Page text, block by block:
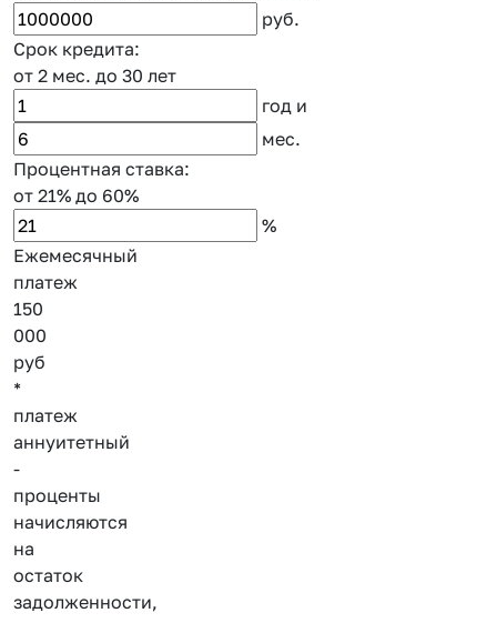
руб.
Срок кредита:
от 2 мес. до 30 лет
год и
мес.
Процентная ставка:
от 21% до 60%
%
Ежемесячный
платеж
150
000
руб
*
платеж
аннуитетный
-
проценты
начисляются
на
остаток
задолженности,